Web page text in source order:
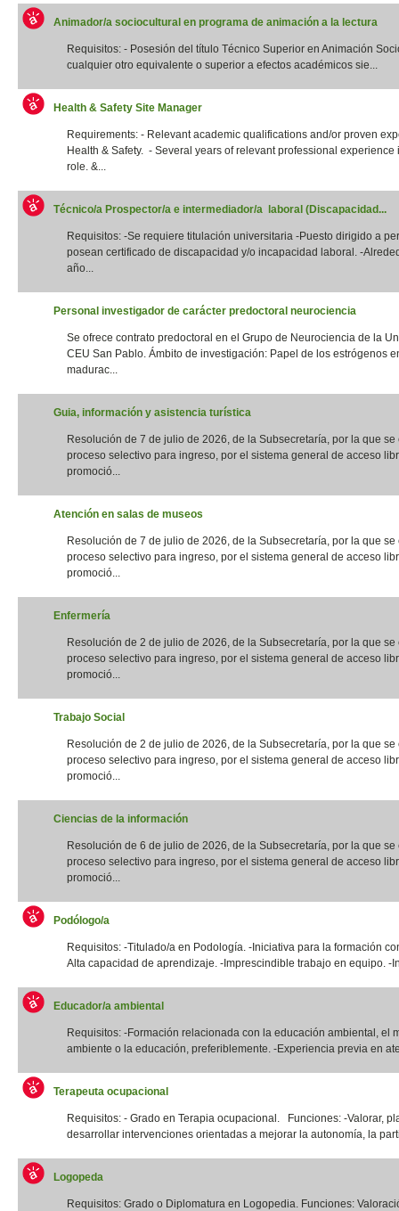
Animador/a sociocultural en programa de animación a la lectura
Requisitos: - Posesión del título Técnico Superior en Animación
cualquier otro equivalente o superior a efectos académicos sie...
Health & Safety Site Manager
Requirements: - Relevant academic qualifications and/or proven
Health & Safety. - Several years of relevant professional experience
role. &...
Técnico/a Prospector/a e intermediador/a laboral (Discapacidad...
Requisitos: -Se requiere titulación universitaria -Puesto dirigido a
posean certificado de discapacidad y/o incapacidad laboral. -
año...
Personal investigador de carácter predoctoral neurociencia
Se ofrece contrato predoctoral en el Grupo de Neurociencia de la
CEU San Pablo. Ámbito de investigación: Papel de los estrógenos
madurac...
Guia, información y asistencia turística
Resolución de 7 de julio de 2026, de la Subsecretaría, por la que se
proceso selectivo para ingreso, por el sistema general de acceso
promoció...
Atención en salas de museos
Resolución de 7 de julio de 2026, de la Subsecretaría, por la que se
proceso selectivo para ingreso, por el sistema general de acceso
promoció...
Enfermería
Resolución de 2 de julio de 2026, de la Subsecretaría, por la que se
proceso selectivo para ingreso, por el sistema general de acceso
promoció...
Trabajo Social
Resolución de 2 de julio de 2026, de la Subsecretaría, por la que se
proceso selectivo para ingreso, por el sistema general de acceso
promoció...
Ciencias de la información
Resolución de 6 de julio de 2026, de la Subsecretaría, por la que se
proceso selectivo para ingreso, por el sistema general de acceso
promoció...
Podólogo/a
Requisitos: -Titulado/a en Podología. -Iniciativa para la formación
Alta capacidad de aprendizaje. -Imprescindible trabajo en equipo. -
Educador/a ambiental
Requisitos: -Formación relacionada con la educación ambiental, el
ambiente o la educación, preferiblemente. -Experiencia previa en
Terapeuta ocupacional
Requisitos: - Grado en Terapia ocupacional. Funciones: -Valorar,
desarrollar intervenciones orientadas a mejorar la autonomía, la
Logopeda
Requisitos: Grado o Diplomatura en Logopedia. Funciones: